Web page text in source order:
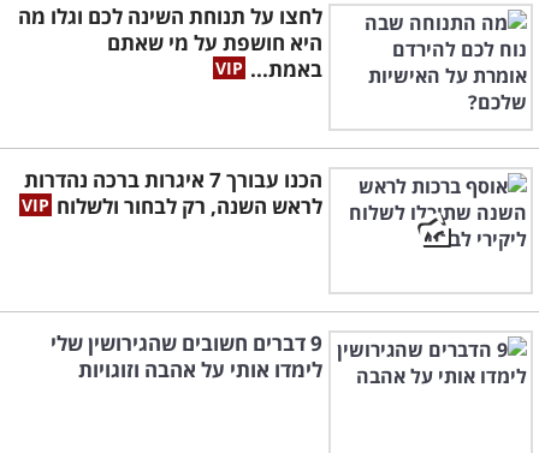
לחצו על תנוחת השינה לכם וגלו מה
היא חושפת על מי שאתם
באמת...
הכנו עבורך 7 איגרות ברכה נהדרות
לראש השנה, רק לבחור ולשלוח
9 דברים חשובים שהגירושין שלי
לימדו אותי על אהבה וזוגויות